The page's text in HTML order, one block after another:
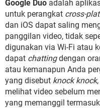
Google Duo adalah
untuk perangkat cross-
dan iOS dapat saling
panggilan video, tidak
digunakan via Wi-Fi atau
dapat chattingdengan
atau kemanapun Anda
yang disebut knock knock
melihat video sebelum
yang memanggil